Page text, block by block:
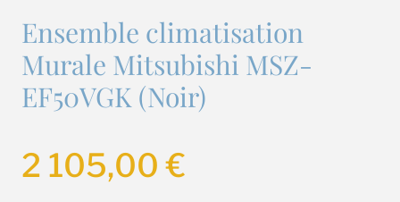
Ensemble climatisation
Murale Mitsubishi MSZ-
EF50VGK (Noir)
2 105,00€